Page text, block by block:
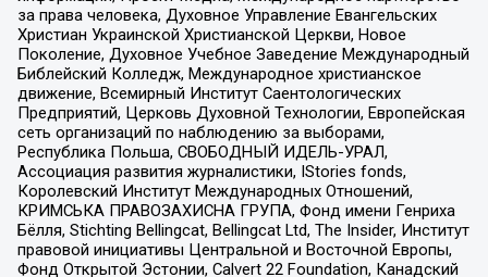
за права человека, Духовное Управление Евангельских
Христиан Украинской Христианской Церкви, Новое
Поколение, Духовное Учебное Заведение Международный
Библейский Колледж, Международное христианское
движение, Всемирный Институт Саентологических
Предприятий, Церковь Духовной Технологии, Европейская
сеть организаций по наблюдению за выборами,
Республика Польша, СВОБОДНЫЙ ИДЕЛЬ-УРАЛ,
Ассоциация развития журналистики, IStories fonds,
Королевский Институт Международных Отношений,
КРИМСЬКА ПРАВОЗАХИСНА ГРУПА, Фонд имени Генриха
Бёлля, Stichting Bellingcat, Bellingcat Ltd, The Insider, Институт
правовой инициативы Центральной и Восточной Европы,
Фонд Открытой Эстонии, Calvert 22 Foundation, Канадский